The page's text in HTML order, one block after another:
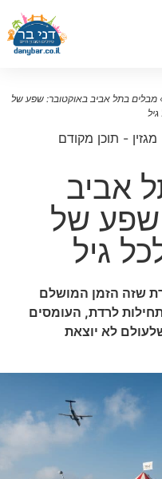
בתל אביב באוקטובר: שפע של
- תוכן מקודם
אביב
של
גיל
שזה הזמן המושלם
לרדת, העומסים
לא יוצאת